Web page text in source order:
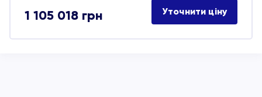
1 105 018 грн Уточнити ціну